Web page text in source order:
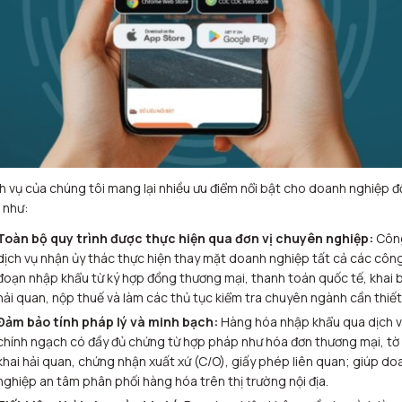
vụ của chúng tôi mang lại nhiều ưu điểm nổi bật cho doanh nghiệp
bộ quy trình được thực hiện qua đơn vị chuyên nghiệp:
vụ nhận ủy thác thực hiện thay mặt doanh nghiệp tất cả các
nhập khẩu từ ký hợp đồng thương mại, thanh toán quốc tế, khai
quan, nộp thuế và làm các thủ tục kiểm tra chuyên ngành cần
bảo tính pháp lý và minh bạch: Hàng hóa nhập khẩu qua dịch
ngạch có đầy đủ chứng từ hợp pháp như hóa đơn thương mại, tờ
hải quan, chứng nhận xuất xứ (C/O), giấy phép liên quan; giúp
an tâm phân phối hàng hóa trên thị trường nội địa.